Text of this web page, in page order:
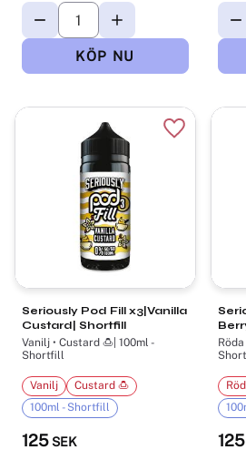
Seriously Pod Fill x3|Vanilla
Custard| Shortfill
Vanilj • Custard 🍮| 100ml -
Shortfill
125 SEK
Vanilj
Custard 🍮
100ml - Shortfill
Lägg till i
125